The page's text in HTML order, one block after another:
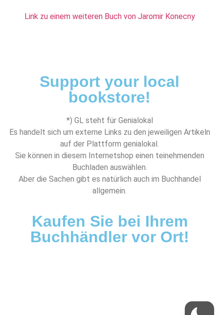
Link zu einem weiteren Buch von Jaromir Konecny
Support your local
bookstore!
*) GL steht für Genialokal
Es handelt sich um externe Links zu den jeweiligen Artikeln
auf der Plattform genialokal.
Sie können in diesem Internetshop einen teinehmenden
Buchladen auswählen.
Aber die Sachen gibt es natürlich auch im Buchhandel
allgemein.
Kaufen Sie bei Ihrem
Buchhändler vor Ort!